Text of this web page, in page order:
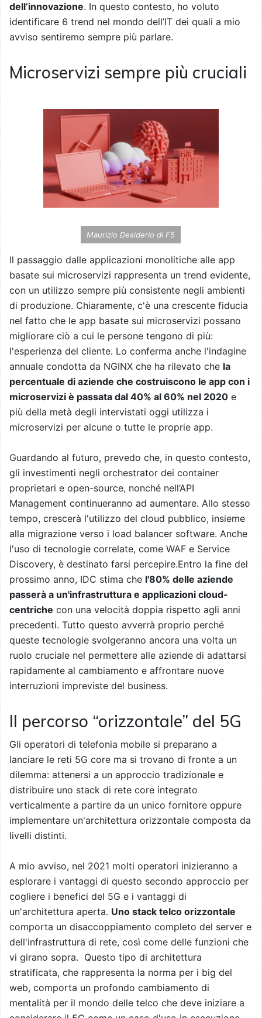
dell’innovazione. In questo contesto, ho voluto
identificare 6 trend nel mondo dell’IT dei quali a mio
avviso sentiremo sempre più parlare.
Microservizi sempre più cruciali
Maurizio Desiderio di F5
Il passaggio dalle applicazioni monolitiche alle app
basate sui microservizi rappresenta un trend evidente,
con un utilizzo sempre più consistente negli ambienti
di produzione. Chiaramente, c'è una crescente fiducia
nel fatto che le app basate sui microservizi possano
migliorare ciò a cui le persone tengono di più:
l'esperienza del cliente. Lo conferma anche l'indagine
annuale condotta da NGINX che ha rilevato che la
percentuale di aziende che costruiscono le app con i
microservizi è passata dal 40% al 60% nel 2020 e
più della metà degli intervistati oggi utilizza i
microservizi per alcune o tutte le proprie app.
Guardando al futuro, prevedo che, in questo contesto,
gli investimenti negli orchestrator dei container
proprietari e open-source, nonché nell’API
Management continueranno ad aumentare. Allo stesso
tempo, crescerà l'utilizzo del cloud pubblico, insieme
alla migrazione verso i load balancer software. Anche
l'uso di tecnologie correlate, come WAF e Service
Discovery, è destinato farsi percepire.Entro la fine del
prossimo anno, IDC stima che l'80% delle aziende
passerà a un'infrastruttura e applicazioni cloud-
centriche con una velocità doppia rispetto agli anni
precedenti. Tutto questo avverrà proprio perché
queste tecnologie svolgeranno ancora una volta un
ruolo cruciale nel permettere alle aziende di adattarsi
rapidamente al cambiamento e affrontare nuove
interruzioni impreviste del business.
Il percorso “orizzontale” del 5G
Gli operatori di telefonia mobile si preparano a
lanciare le reti 5G core ma si trovano di fronte a un
dilemma: attenersi a un approccio tradizionale e
distribuire uno stack di rete core integrato
verticalmente a partire da un unico fornitore oppure
implementare un'architettura orizzontale composta da
livelli distinti.
A mio avviso, nel 2021 molti operatori inizieranno a
esplorare i vantaggi di questo secondo approccio per
cogliere i benefici del 5G e i vantaggi di
un'architettura aperta. Uno stack telco orizzontale
comporta un disaccoppiamento completo del server e
dell'infrastruttura di rete, così come delle funzioni che
vi girano sopra. Questo tipo di architettura
stratificata, che rappresenta la norma per i big del
web, comporta un profondo cambiamento di
mentalità per il mondo delle telco che deve iniziare a